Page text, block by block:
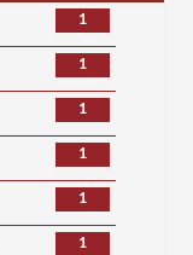
1
1
1
1
1
1